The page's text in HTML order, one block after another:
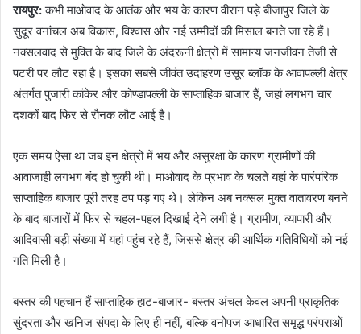
रायपुर:कभी माओवाद के आतंक और भय के कारण वीरान पड़े बीजापुर जिले के
सुदूर वनांचल अब विकास, विश्वास और नई उम्मीदों की मिसाल बनते जा रहे हैं।
नक्सलवाद से मुक्ति के बाद जिले के अंदरूनी क्षेत्रों में सामान्य जनजीवन तेजी से
पटरी पर लौट रहा है। इसका सबसे जीवंत उदाहरण उसूर ब्लॉक के आवापल्ली क्षेत्र
अंतर्गत पुजारी कांकेर और कोण्डापल्ली के साप्ताहिक बाजार हैं, जहां लगभग चार
दशकों बाद फिर से रौनक लौट आई है।
एक समय ऐसा था जब इन क्षेत्रों में भय और असुरक्षा के कारण ग्रामीणों की
आवाजाही लगभग बंद हो चुकी थी। माओवाद के प्रभाव के चलते यहां के पारंपरिक
साप्ताहिक बाजार पूरी तरह ठप पड़ गए थे। लेकिन अब नक्सल मुक्त वातावरण बनने
के बाद बाजारों में फिर से चहल-पहल दिखाई देने लगी है। ग्रामीण, व्यापारी और
आदिवासी बड़ी संख्या में यहां पहुंच रहे हैं, जिससे क्षेत्र की आर्थिक गतिविधियों को नई
गति मिली है।
बस्तर की पहचान हैं साप्ताहिक हाट-बाजार- बस्तर अंचल केवल अपनी प्राकृतिक
सुंदरता और खनिज संपदा के लिए ही नहीं, बल्कि वनोपज आधारित समृद्ध परंपराओं